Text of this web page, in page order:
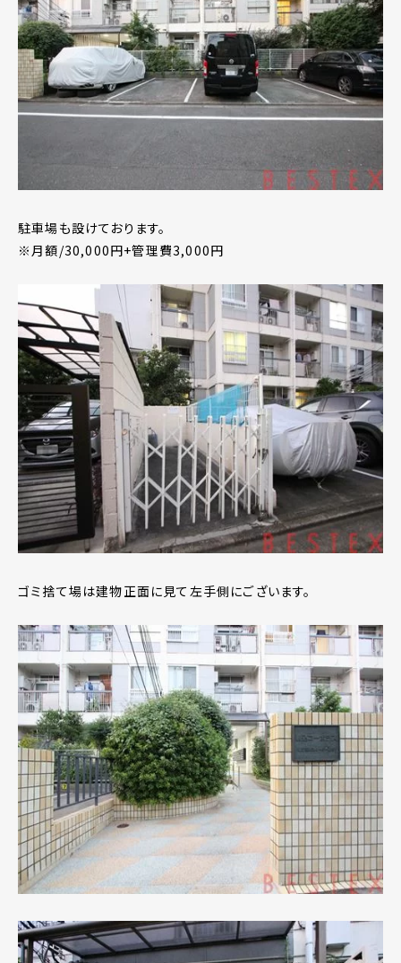
駐車場も設けております。
※月額/30,000円+管理費3,000円
ゴミ捨て場は建物正面に見て左手側にございます。